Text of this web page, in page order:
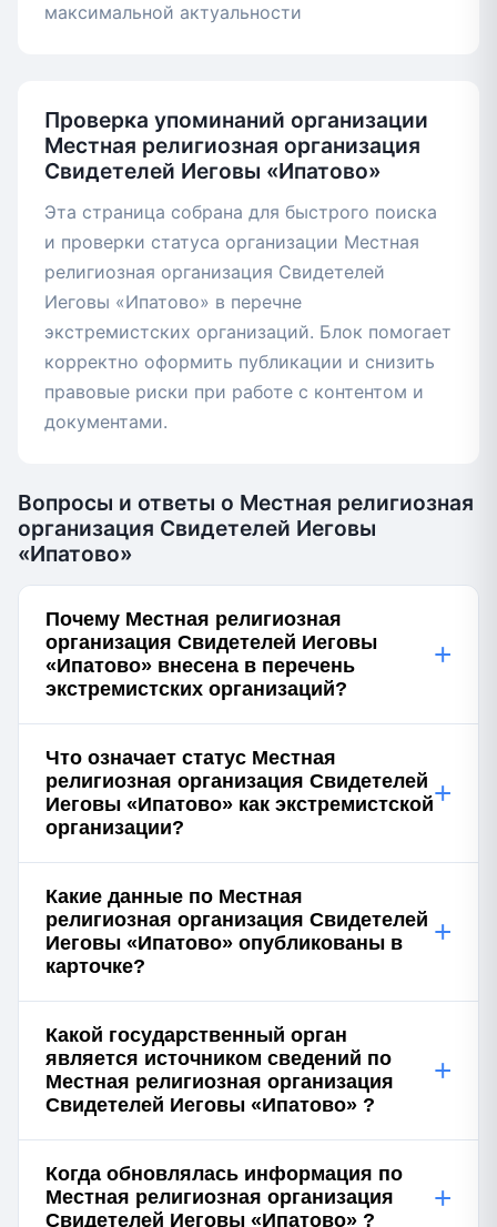
максимальной актуальности
Проверка упоминаний организации
Местная религиозная организация
Свидетелей Иеговы «Ипатово»
Эта страница собрана для быстрого поиска
и проверки статуса организации Местная
религиозная организация Свидетелей
Иеговы «Ипатово» в перечне
экстремистских организаций. Блок помогает
корректно оформить публикации и снизить
правовые риски при работе с контентом и
документами.
Вопросы и ответы о Местная религиозная
организация Свидетелей Иеговы
«Ипатово»
Почему Местная религиозная
организация Свидетелей Иеговы
«Ипатово» внесена в перечень
экстремистских организаций?
+
Что означает статус Местная
религиозная организация Свидетелей
Иеговы «Ипатово» как экстремистской
организации?
+
Какие данные по Местная
религиозная организация Свидетелей
Иеговы «Ипатово» опубликованы в
карточке?
+
Какой государственный орган
является источником сведений по
Местная религиозная организация
Свидетелей Иеговы «Ипатово» ?
+
Когда обновлялась информация по
Местная религиозная организация
Свидетелей Иеговы «Ипатово» ?
+